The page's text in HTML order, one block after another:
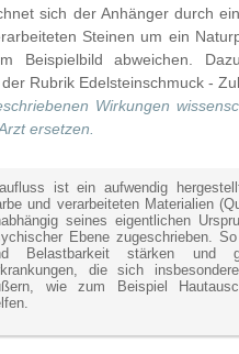
sich der Anhänger durch
Steinen um ein
Beispielbild abweichen.
Rubrik Edelsteinschmuck -
Wirkungen
ersetzen.
ist ein aufwendig
und verarbeiteten Materialien
seines eigentlichen
Ebene zugeschrieben.
Belastbarkeit stärken und
die sich
wie zum Beispiel